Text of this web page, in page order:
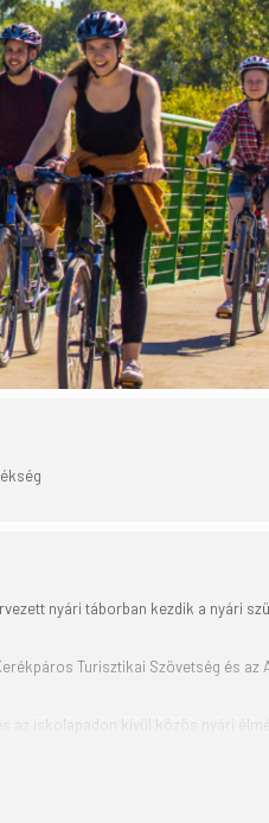
nyári táborban kezdik a nyári
Turisztikai Szövetség és az
az iskolapadon kívül közös nyári
Friss pékség, 2024.07.08. 9 óra